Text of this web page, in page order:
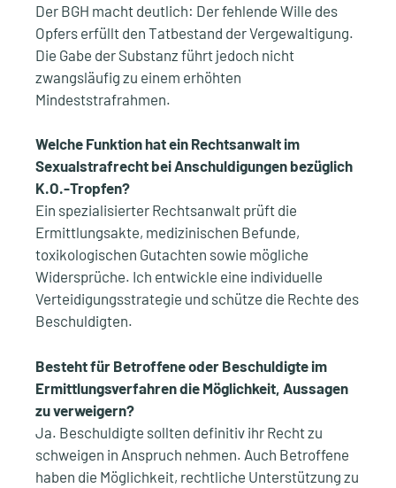
Der BGH macht deutlich: Der fehlende Wille des
Opfers erfüllt den Tatbestand der Vergewaltigung.
Die Gabe der Substanz führt jedoch nicht
zwangsläufig zu einem erhöhten
Mindeststrafrahmen.
Welche Funktion hat ein Rechtsanwalt im
Sexualstrafrecht bei Anschuldigungen bezüglich
K.O.-Tropfen?
Ein spezialisierter Rechtsanwalt prüft die
Ermittlungsakte, medizinischen Befunde,
toxikologischen Gutachten sowie mögliche
Widersprüche. Ich entwickle eine individuelle
Verteidigungsstrategie und schütze die Rechte des
Beschuldigten.
Besteht für Betroffene oder Beschuldigte im
Ermittlungsverfahren die Möglichkeit, Aussagen
zu verweigern?
Ja. Beschuldigte sollten definitiv ihr Recht zu
schweigen in Anspruch nehmen. Auch Betroffene
haben die Möglichkeit, rechtliche Unterstützung zu